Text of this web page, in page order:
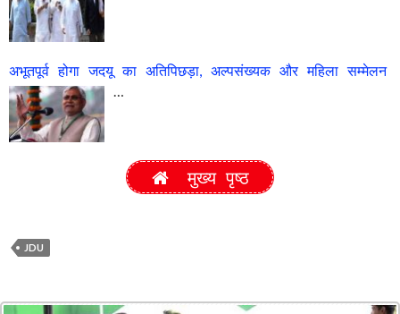
अभूतपूर्व होगा जदयू का अतिपिछड़ा, अल्पसंख्यक और महिला सम्मेलन
…
मुख्य पृष्ठ
JDU